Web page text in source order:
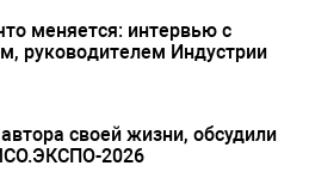
меняется: интервью с
руководителем Индустрии
своей жизни, обсудили
2026